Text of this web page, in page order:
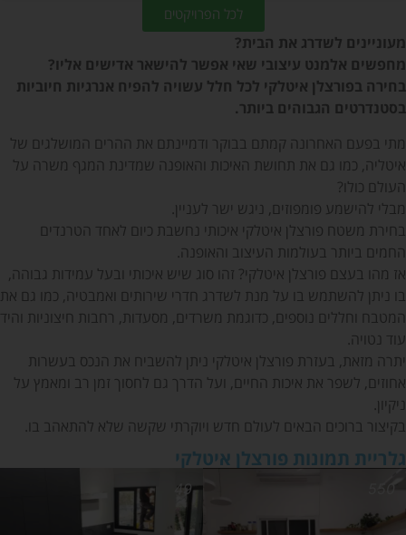
לכל הפרויקטים
מעוניינים לשדרג את הבית?
מחפשים אלמנט עיצובי שאי אפשר להישאר אדישים אליו?
בחירה בפורצלן איטלקי לכל חלל עשויה להפיח אנרגיות חיוביות
בסטנדרטים הגבוהים ביותר.
מתי בפעם האחרונה קמתם בבוקר ודמיינתם את ההרים המושלגים של
איטליה, כמו גם את תחושת האיכות והאופנה שמדינת המגף משרה על
העולם כולו?
מבלי להישמע פומפוזים, ניגש ישר לעניין.
בחירת משטח פורצלן איטלקי איכותי נחשבת כיום לאחד הטרנדים
החמים ביותר בעולמות העיצוב והאופנה.
אז מהו בעצם פורצלן איטלקי? זהו סוג שיש איכותי ובעל עמידות גבוהה,
בו ניתן להשתמש בו על מנת לשדרג חדרי שירותים ואמבטיה, כמו גם את
המטבח וחללים נוספים, כדוגמת משרדים, מסעדות, רחבות חיצוניות והיד
עוד נטויה.
יתרה מזאת, בעזרת פורצלן איטלקי ניתן להשביח את הנכס בעשרות
אחוזים, לשפר את איכות החיים, ועל הדרך גם לחסוך זמן רב ומאמץ על
ניקיון.
בקיצור ברוכים הבאים לעולם חדש ויוקרתי שקשה שלא להתאהב בו.
גלריית תמונות פורצלן איטלקי
49